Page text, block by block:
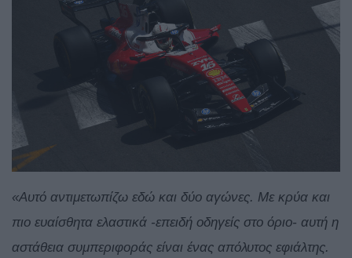
«Αυτό αντιμετωπίζω εδώ και δύο αγώνες. Με κρύα και
πιο ευαίσθητα ελαστικά -επειδή οδηγείς στο όριο- αυτή η
αστάθεια συμπεριφοράς είναι ένας απόλυτος εφιάλτης.